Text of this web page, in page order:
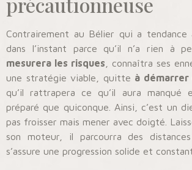
Contrairement au Bélier qui a
dans l’instant parce qu’il n’a rien à
mesurera les risques , connaîtra ses
une stratégie viable, quitte à
qu’il rattrapera ce qu’il aura manqué
préparé que quiconque. Ainsi, c’est un
pas froisser mais mener avec doigté.
son moteur, il parcourra des distances
s’assure une progression solide et